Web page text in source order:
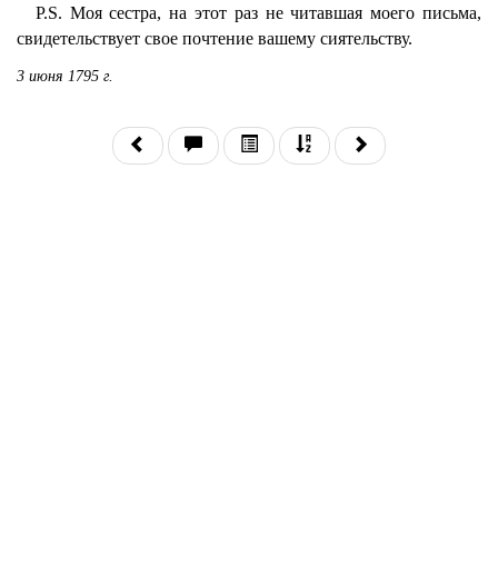
P.S. Моя сестра, на этот раз не читавшая моего письма,
свидетельствует свое почтение вашему сиятельству.
3 июня 1795 г.